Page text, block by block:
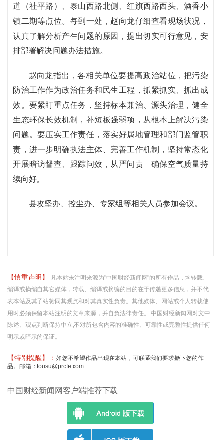
道（社平路）、泰山西路北侧、红旗西路西头、酒香小
镇二期等点位。每到一处，赵向龙仔细查看现场状况，
认真了解分析产生问题的原因，提出切实可行意见，安
排部署解决问题办法措施。
赵向龙指出，各相关单位要提高政治站位，把污染
防治工作作为政治任务和民生工程，抓紧抓实、抓出成
效。要紧盯重点任务，坚持标本兼治、源头治理，健全
生态环保长效机制，补短板强弱项，从根本上解决污染
问题。要压实工作责任，落实好属地管理和部门监管职
责，进一步明确执法主体、完善工作机制，坚持常态化
开展暗访督查、跟踪问效，从严问责，确保空气质量持
续向好。
县攻坚办、控尘办、专家组等相关人员参加会议。
【慎重声明】
凡本站未注明来源为"中国财经新闻网"的所有作品，均转载、
编译或摘编自其它媒体，转载、编译或摘编的目的在于传递更多信息，并不代
表本站及其子站赞同其观点和对其真实性负责。其他媒体、网站或个人转载使
用时必须保留本站注明的文章来源，并自负法律责任。 中国财经新闻网对文中
陈述、观点判断保持中立,不对所包含内容的准确性、可靠性或完整性提供任何
明示或暗示的保证。
【特别提醒】： 如您不希望作品出现在本站，可联系我们要求撤下您的作
品。邮箱：tousu@prcfe.com
中国财经新闻网客户端推荐下载